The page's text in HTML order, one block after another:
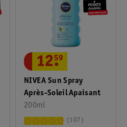
NIVEA Sun Spray
Après-Soleil Apaisant
200ml
12.
59
107